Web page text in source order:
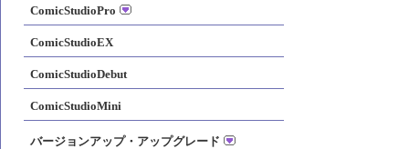
ComicStudioPro
ComicStudioEX
ComicStudioDebut
ComicStudioMini
バージョンアップ・アップグレード